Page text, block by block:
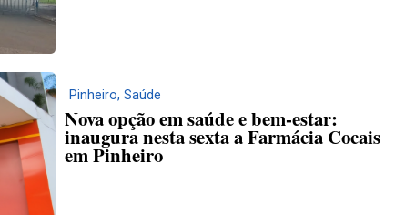
Pinheiro, Saúde
Nova opção em saúde e bem-estar:
inaugura nesta sexta a Farmácia Cocais
em Pinheiro